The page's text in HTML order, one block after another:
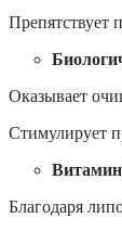
Препятствует
Оказывает
Стимулирует
Благодаря